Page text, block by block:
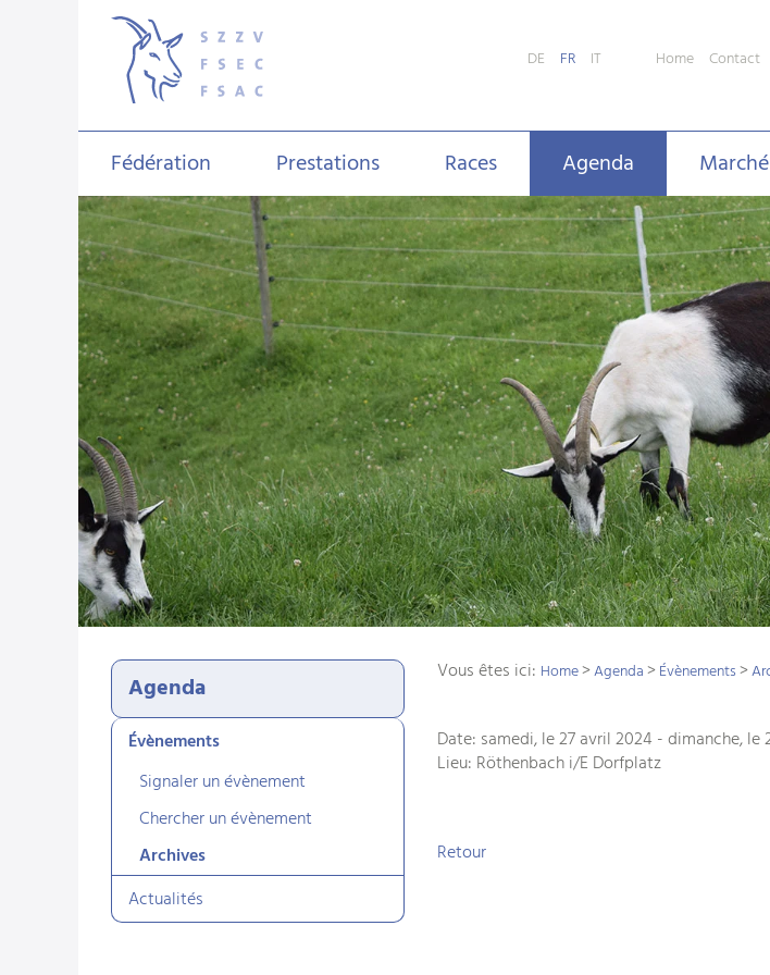
DE FR IT Home Contact
Fédération Prestations Races Agenda Marché
Agenda
Évènements
Signaler un évènement
Chercher un évènement
Archives
Actualités
Vous êtes ici: Home>Agenda>Évènements>
Date: samedi, le 27 avril 2024 - dimanche, le
Lieu: Röthenbach i/E Dorfplatz
Retour